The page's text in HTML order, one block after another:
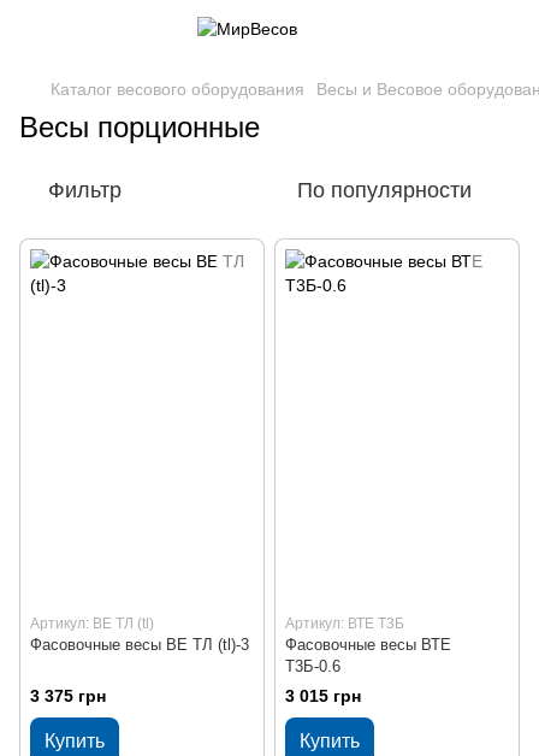
Каталог весового оборудования Весы и Весовое
Весы порционные
Фильтр По популярности
Артикул: ВЕ ТЛ (tl)
Фасовочные весы ВЕ ТЛ (tl)-3
3 375 грн
Купить
Артикул: ВТЕ Т3Б
Фасовочные весы ВТЕ
Т3Б-0.6
3 015 грн
Купить